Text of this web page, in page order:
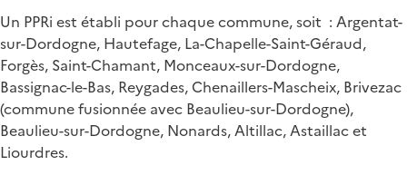
Un PPRi est établi pour chaque commune, soit : Argentat-
sur-Dordogne, Hautefage, La-Chapelle-Saint-Géraud,
Forgès, Saint-Chamant, Monceaux-sur-Dordogne,
Bassignac-le-Bas, Reygades, Chenaillers-Mascheix, Brivezac
(commune fusionnée avec Beaulieu-sur-Dordogne),
Beaulieu-sur-Dordogne, Nonards, Altillac, Astaillac et
Liourdres.